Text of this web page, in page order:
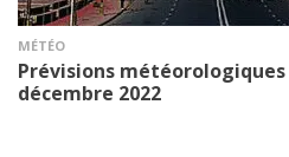
MÉTÉO
Prévisions météorologiques
décembre 2022